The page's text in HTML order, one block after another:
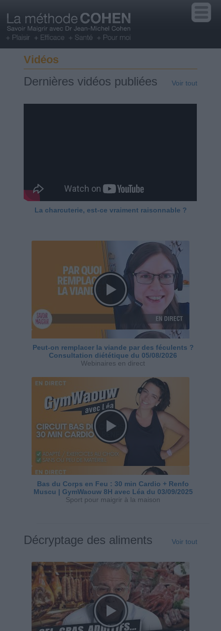
Vidéos
Dernières vidéos publiées Voir tout
La charcuterie, est-ce vraiment raisonnable ?
Peut-on remplacer la viande par des féculents ?
Consultation diététique du 05/08/2026
Webinaires en direct
Bas du Corps en Feu : 30 min Cardio + Renfo
Muscu | GymWaouw 8H avec Léa du 03/09/2025
Sport pour maigrir à la maison
Décryptage des aliments Voir tout